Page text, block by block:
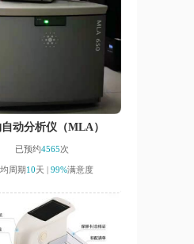
动分析仪（MLA）
已预约4565次
周期10天 | 99%满意度